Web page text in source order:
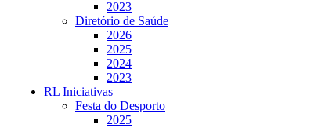
2023
Diretório de Saúde
2026
2025
2024
2023
RL Iniciativas
Festa do Desporto
2025